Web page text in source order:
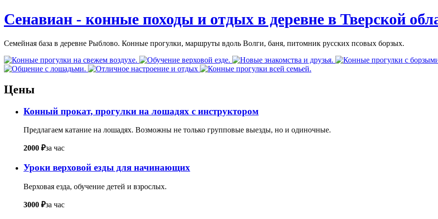
Сенавиан - конные походы и отдых в деревне в Тверской
Семейная база в деревне Рыблово. Конные прогулки, маршруты вдоль Волги, баня, питомник русских псовых борзых.
Цены
Конный прокат, прогулки на лошадях с инструктором
Предлагаем катание на лошадях. Возможны не только групповые выезды, но и одиночные.
2000 ₽за час
Уроки верховой езды для начинающих
Верховая езда, обучение детей и взрослых.
3000 ₽за час